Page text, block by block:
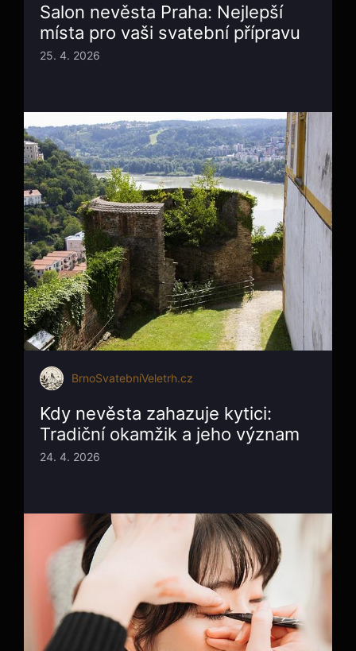
Salon nevěsta Praha: Nejlepší
místa pro vaši svatební přípravu
25. 4. 2026
BrnoSvatebníVeletrh.cz
Kdy nevěsta zahazuje kytici:
Tradiční okamžik a jeho význam
24. 4. 2026